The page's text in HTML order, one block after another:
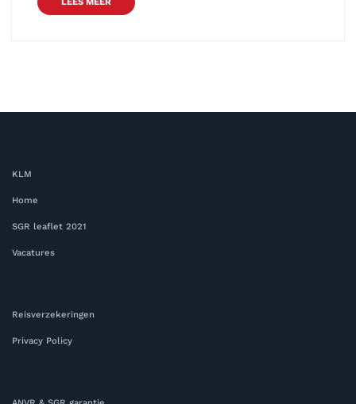
KLM
Home
SGR leaflet 2021
Vacatures
Reisverzekeringen
Privacy Policy